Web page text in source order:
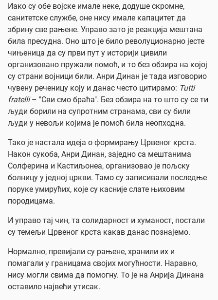
Иако су обе војске имале неке, додуше скромне,
санитетске службе, оне нису имале капацитет да
збрину све рањене. Управо зато је реакција мештана
била пресудна. Оно што је било револуционарно јесте
чињеница да су први пут у историји цивили
организовано пружали помоћ, и то без обзира на којој
су страни војници били. Анри Динан је тада изговорио
чувену реченицу коју и данас често цитирамо: Tutti
fratelli– "Сви смо браћа". Без обзира на то што су се ти
људи борили на супротним странама, сви су били
људи у невољи којима је помоћ била неопходна.
Тако је настала идеја о формирању Црвеног крста.
Након сукоба, Анри Динан, заједно са мештанима
Солферина и Кастиљонеа, организовао је пољску
болницу у једној цркви. Тамо су записивали последње
поруке умирућих, које су касније слате њиховим
породицама.
И управо тај чин, та солидарност и хуманост, постали
су темељи Црвеног крста какав данас познајемо.
Нормално, превијали су рањене, хранили их и
помагали у границама својих могућности. Наравно,
нису могли свима да помогну. То је на Анрија Динана
оставило највећи утисак.